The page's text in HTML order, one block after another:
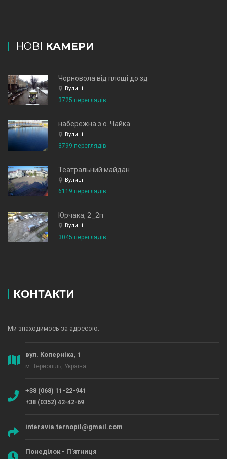
НОВІ КАМЕРИ
Чорновола від площі до зд
Вулиці
3725 переглядів
набережна з о. Чайка
Вулиці
3799 переглядів
Театральний майдан
Вулиці
6119 переглядів
Юрчака, 2_2п
Вулиці
3045 переглядів
КОНТАКТИ
Ми знаходимось за адресою.
вул. Коперніка, 1
м. Тернопіль, Україна
+38 (068) 11-22-941
+38 (0352) 42-42-69
interavia.ternopil@gmail.com
Понеділок - П'ятниця